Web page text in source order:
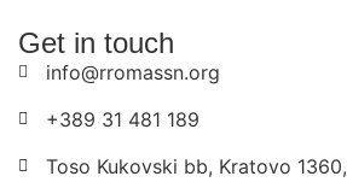
Get in touch
info@rromassn.org
+389 31 481 189
Toso Kukovski bb, Kratovo